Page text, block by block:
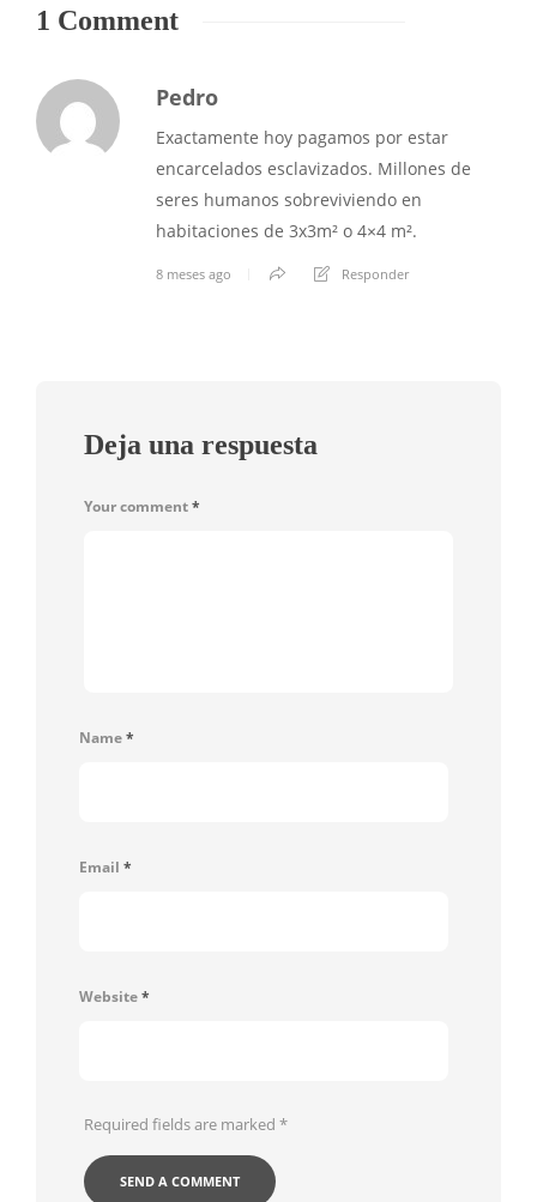
1 Comment
Pedro
Exactamente hoy pagamos por estar
encarcelados esclavizados. Millones de
seres humanos sobreviviendo en
habitaciones de 3x3m² o 4×4 m².
8 meses ago Responder
Deja una respuesta
Your comment*
Name*
Email *
Website*
Required fields are marked *